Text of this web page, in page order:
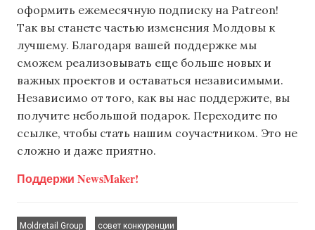
оформить ежемесячную подписку на Patreon!
Так вы станете частью изменения Молдовы к
лучшему. Благодаря вашей поддержке мы
сможем реализовывать еще больше новых и
важных проектов и оставаться независимыми.
Независимо от того, как вы нас поддержите, вы
получите небольшой подарок. Переходите по
ссылке, чтобы стать нашим соучастником. Это не
сложно и даже приятно.
Поддержи NewsMaker!
Moldretail Group
совет конкуренции